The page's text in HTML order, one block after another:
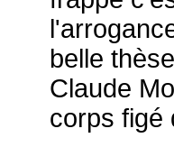
belle
Claude
corps figé